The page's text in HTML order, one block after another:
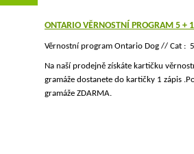
ONTARIO VĚRNOSTNÍ PROGRAM 5 +
Věrnostní program Ontario Dog // Cat :
Na naší prodejně získáte kartičku
gramáže dostanete do kartičky 1 zápis
gramáže ZDARMA.